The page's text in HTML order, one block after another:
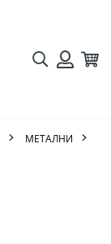
Търсене
МЕТАЛНИ